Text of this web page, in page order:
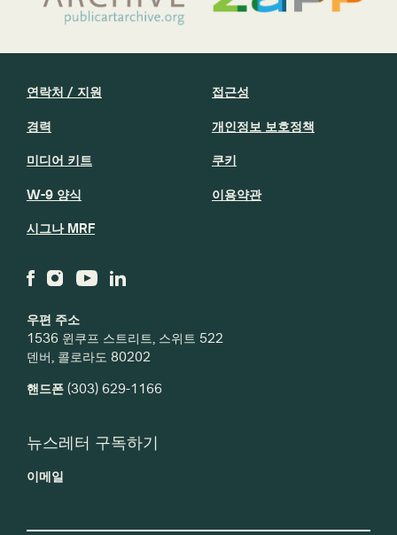
우편 주소
1536 윈쿠프 스트리트, 스위트 522
덴버, 콜로라도 80202
핸드폰 (303) 629-1166
연락처 / 지원
경력
미디어 키트
W-9 양식
시그나 MRF
접근성
개인정보 보호정책
쿠키
이용약관
뉴스레터 구독하기
이메일